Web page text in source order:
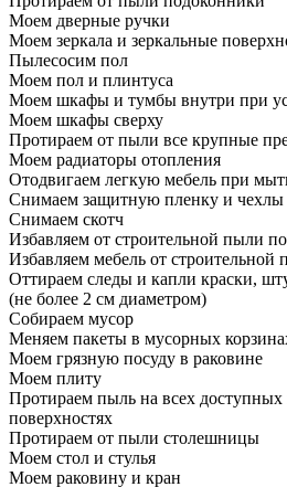
Моем дверные ручки
Моем зеркала и зеркальные
Пылесосим пол
Моем пол и плинтуса
Моем шкафы и тумбы внутри при
Моем шкафы сверху
Протираем от пыли все крупные
Моем радиаторы отопления
Отодвигаем легкую мебель при
Снимаем защитную пленку и чехлы
Снимаем скотч
Избавляем от строительной пыли
Избавляем мебель от строительной
Оттираем следы и капли краски,
(не более 2 см диаметром)
Собираем мусор
Меняем пакеты в мусорных
Моем грязную посуду в раковине
Моем плиту
Протираем пыль на всех
поверхностях
Протираем от пыли столешницы
Моем стол и стулья
Моем раковину и кран